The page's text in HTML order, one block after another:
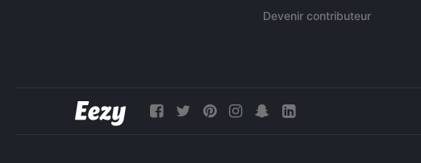
Devenir contributeur